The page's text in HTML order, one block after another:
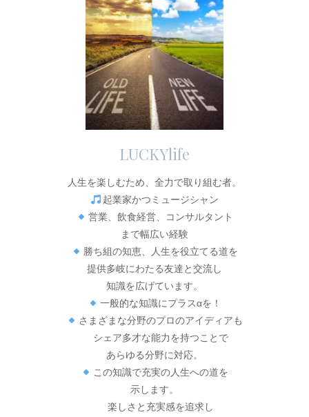
LUCKYlife
人生を楽しむため、全力で取り組む者。
起業家かつミュージシャン
営業、飲食経営、コンサルタント
まで幅広い経験
勝ち組の知恵、人生を役立てる道を
提供多岐にわたる友達と交流し
知識を広げています。
一般的な知識にプラスαを！
さまざまな分野のプロのアイディアも
シェア多才な能力を持つことで
あらゆる分野に対応。
この知識で充実の人生への道を
示します。
楽しさと充実感を追求し